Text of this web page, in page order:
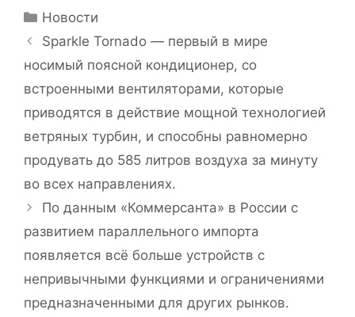
Рубрики
Новости
Sparkle Tornado — первый в мире
носимый поясной кондиционер, со
встроенными вентиляторами, которые
приводятся в действие мощной технологией
ветряных турбин, и способны равномерно
продувать до 585 литров воздуха за минуту
во всех направлениях.
По данным «Коммерсанта» в России с
развитием параллельного импорта
появляется всё больше устройств с
непривычными функциями и ограничениями
предназначенными для других рынков.